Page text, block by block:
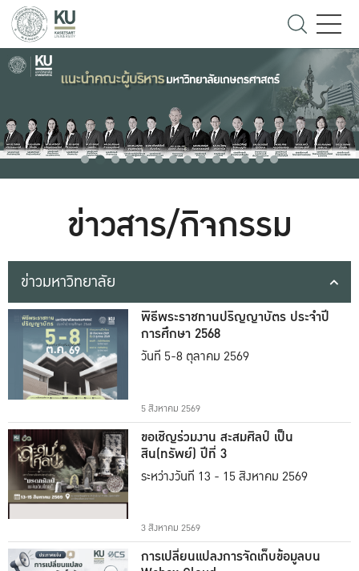
ข่าวสาร/กิจกรรม
ข่าวมหาวิทยาลัย
พิธีพระราชทานปริญญาบัตร ประจำปี
การศึกษา 2568
วันที่ 5-8 ตุลาคม 2569
5 สิงหาคม 2569
ขอเชิญร่วมงาน สะสมศิลป์ เป็น
สิน(ทรัพย์) ปีที่ 3
ระหว่างวันที่ 13 - 15 สิงหาคม 2569
3 สิงหาคม 2569
การเปลี่ยนแปลงการจัดเก็บข้อมูลบน